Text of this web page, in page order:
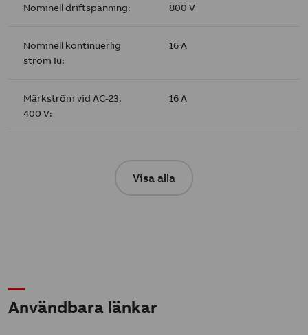
Nominell driftspänning: 800 V
Nominell kontinuerlig
ström Iu:
16 A
Märkström vid AC-23,
400 V:
16 A
Visa alla
Användbara länkar